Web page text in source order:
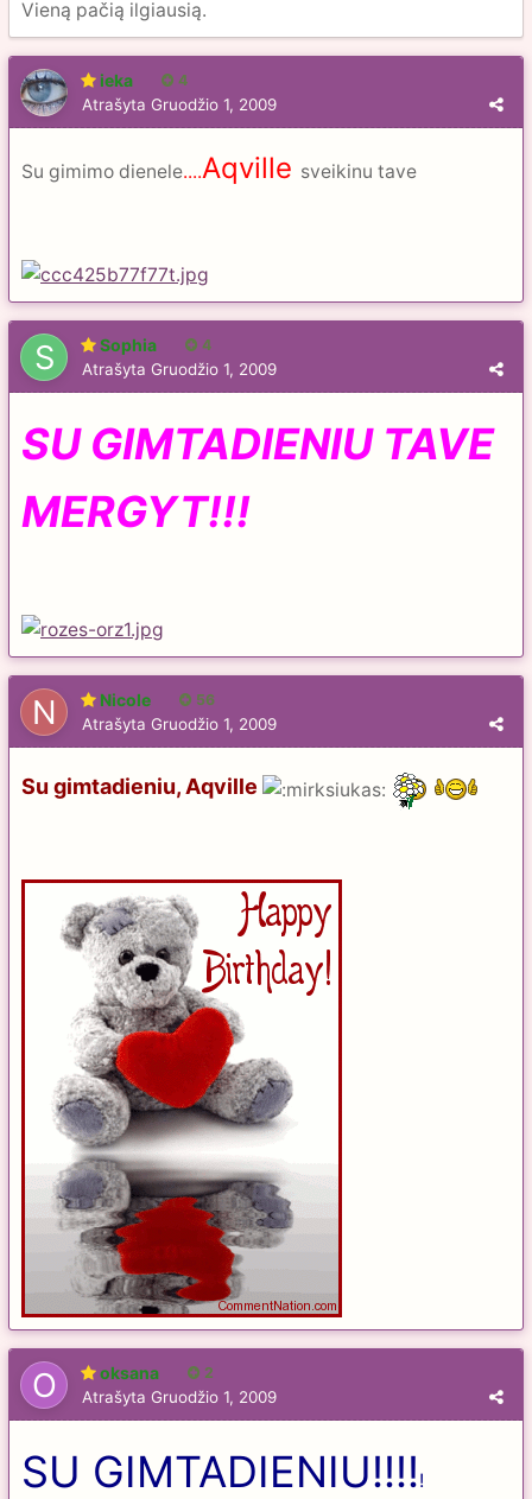
Vieną pačią ilgiausią.
ieka 4
Atrašyta Gruodžio 1, 2009
Su gimimo dienele....Aqville sveikinu tave
Sophia 4
Atrašyta Gruodžio 1, 2009
SU GIMTADIENIU TAVE
MERGYT!!!
Nicole 56
Atrašyta Gruodžio 1, 2009
Su gimtadieniu, Aqville
oksana 2
Atrašyta Gruodžio 1, 2009
SU GIMTADIENIU!!!!!